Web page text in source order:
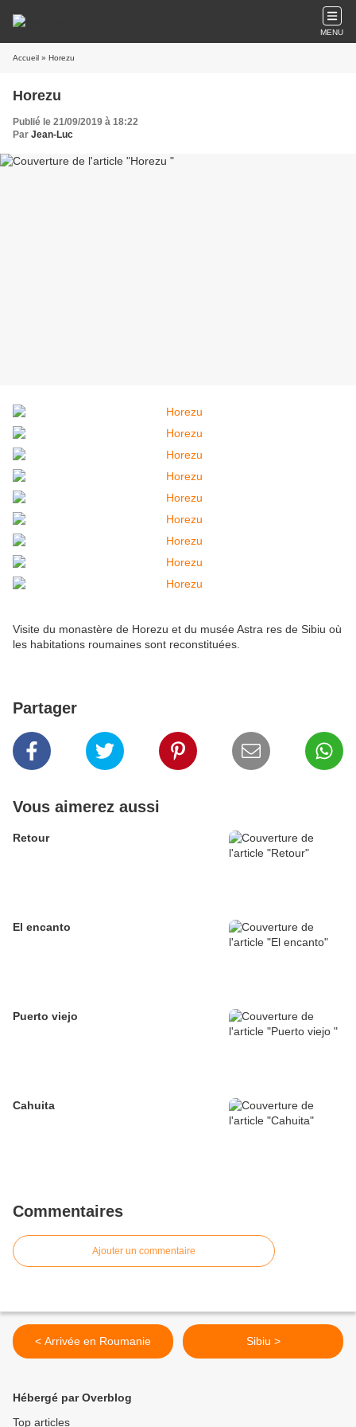
MENU
Accueil » Horezu
Horezu
Publié le 21/09/2019 à 18:22
Par Jean-Luc
Visite du monastère de Horezu et du musée Astra res de Sibiu où
les habitations roumaines sont reconstituées.
Partager
Vous aimerez aussi
Retour
El encanto
Puerto viejo
Cahuita
Commentaires
Ajouter un commentaire
< Arrivée en Roumanie Sibiu >
Hébergé par Overblog
Top articles